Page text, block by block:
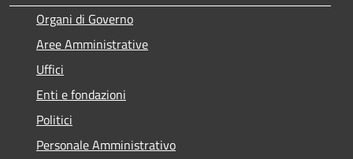
Organi di Governo
Aree Amministrative
Uffici
Enti e fondazioni
Politici
Personale Amministrativo